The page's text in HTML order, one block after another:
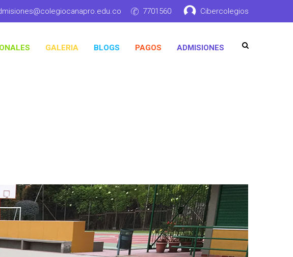
7701560 Cibercolegios
GALERIA BLOGS PAGOS ADMISIONES